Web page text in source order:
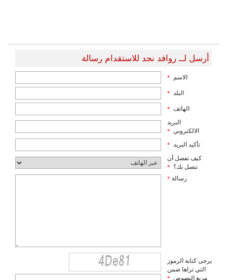
أرسل لــ روافد نجد للاستقدام رسالة
الاسم *
البلد *
الهاتف *
البريد
الالكتروني *
تأكيد البريد *
كيف تفضل أن
نتصل بك؟ *
رسالة *
يرجى كتابة الرموز
التي تراها ضمن
مربع النصوص *